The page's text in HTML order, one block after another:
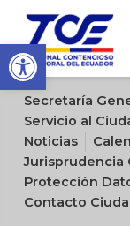
Open toolbar
Sitio oficial del Tribunal Contencioso Electoral del Ecuador
Secretaría
Servicio al
Noticias
Jurisprudencia
Protección
Contacto